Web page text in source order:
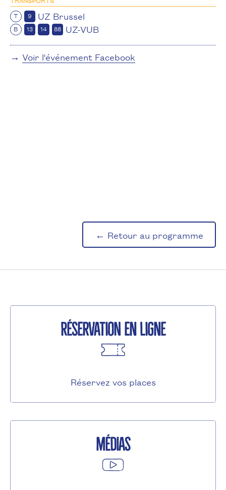
T
9 UZ Brussel
B 13 14 88 UZ-VUB
→ Voir l'événement Facebook
← Retour au programme
Réservation en ligne
Réservez vos places
Médias